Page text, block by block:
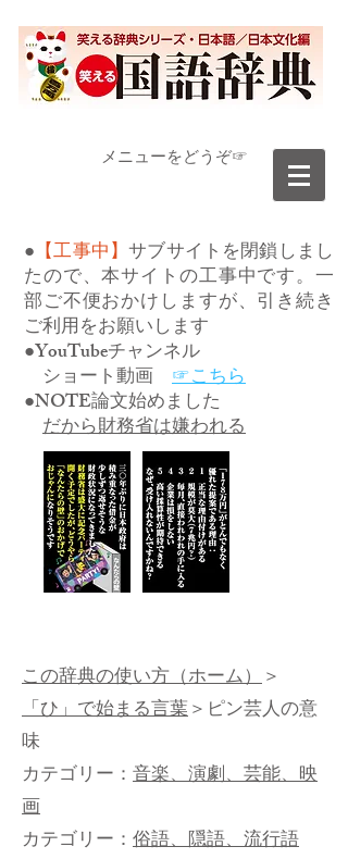
​メニューをどうぞ☞
● 【工事中】サブサイトを閉鎖しまし
たので、本サイトの工事中です。一
部ご不便おかけしますが、引き続き
ご利用をお願いします
●YouTubeチャンネル
ショート動画 ☞こちら
●NOTE論文始めました
だから財務省は嫌われる
この辞典の使い方（ホーム）＞
「ひ」で始まる言葉＞ピン芸人の意
味
カテゴリー： 音楽、演劇、芸能、映
画
カテゴリー： 俗語、隠語、流行語